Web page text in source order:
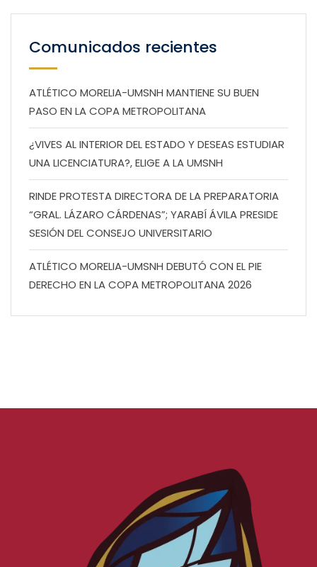
Comunicados recientes
ATLÉTICO MORELIA-UMSNH MANTIENE SU BUEN
PASO EN LA COPA METROPOLITANA
¿VIVES AL INTERIOR DEL ESTADO Y DESEAS ESTUDIAR
UNA LICENCIATURA?, ELIGE A LA UMSNH
RINDE PROTESTA DIRECTORA DE LA PREPARATORIA
“GRAL. LÁZARO CÁRDENAS”; YARABÍ ÁVILA PRESIDE
SESIÓN DEL CONSEJO UNIVERSITARIO
ATLÉTICO MORELIA-UMSNH DEBUTÓ CON EL PIE
DERECHO EN LA COPA METROPOLITANA 2026